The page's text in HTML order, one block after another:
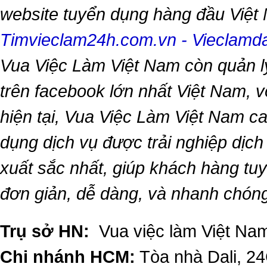
website tuyển dụng hàng đầu
Timvieclam24h.com.vn -
Vua Việc Làm Việt Nam còn quản
trên facebook lớn nhất Việt Nam,
hiện tại, Vua Việc Làm Việt Nam
dụng dịch vụ được trải nghiệp
xuất sắc nhất, giúp khách hàng
đơn giản, dễ dàng, và nhanh
Trụ sở HN: Vua việc làm Việt
Chi nhánh HCM: Tòa nhà Dali,